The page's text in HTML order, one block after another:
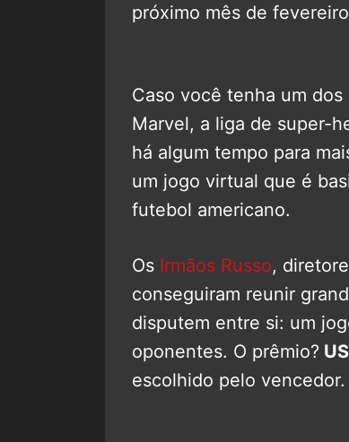
próximo mês de
Caso você tenha um
Marvel, a liga de super-
há algum tempo para
um jogo virtual que é
futebol americano.
Os Irmãos Russo,
conseguiram reunir
disputem entre si: um
oponentes. O prêmio?
escolhido pelo vencedor.